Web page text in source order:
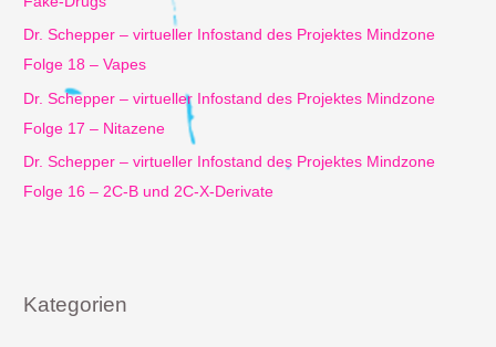
Dr. Schepper – virtueller Infostand des Projektes Mindzone
Folge 18 – Vapes
Dr. Schepper – virtueller Infostand des Projektes Mindzone
Folge 17 – Nitazene
Dr. Schepper – virtueller Infostand des Projektes Mindzone
Folge 16 – 2C-B und 2C-X-Derivate
Kategorien